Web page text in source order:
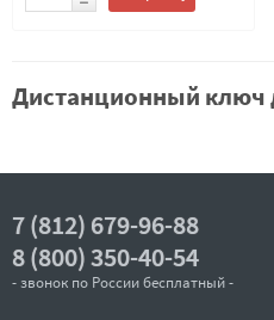
Дистанционный ключ
7 (812) 679-96-88
8 (800) 350-40-54
- звонок по России бесплатный -